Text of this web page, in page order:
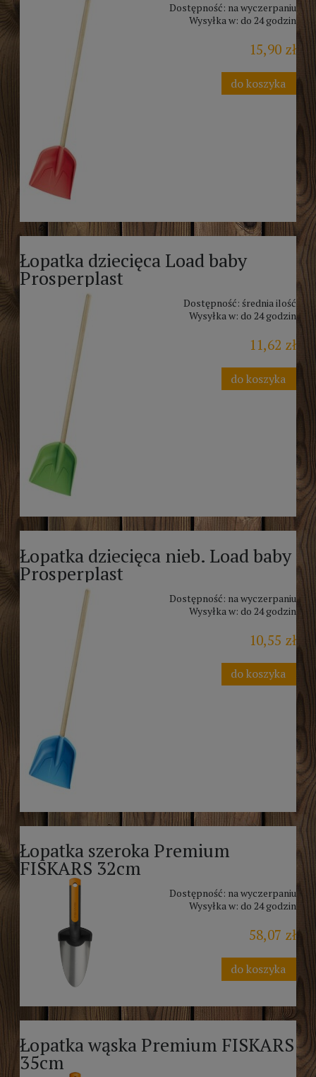
Dostępność: na wyczerpaniu
Wysyłka w: do 24 godzin
15,90 zł
do koszyka
Łopatka dziecięca Load baby
Prosperplast
Dostępność: średnia ilość
Wysyłka w: do 24 godzin
11,62 zł
do koszyka
Łopatka dziecięca nieb. Load baby
Prosperplast
Dostępność: na wyczerpaniu
Wysyłka w: do 24 godzin
10,55 zł
do koszyka
Łopatka szeroka Premium
FISKARS 32cm
Dostępność: na wyczerpaniu
Wysyłka w: do 24 godzin
58,07 zł
do koszyka
Łopatka wąska Premium FISKARS
35cm